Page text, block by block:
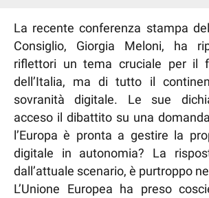
La recente conferenza stampa
Consiglio, Giorgia Meloni, ha
riflettori un tema cruciale per il
dell’Italia, ma di tutto il
sovranità digitale. Le sue
acceso il dibattito su una
l’Europa è pronta a gestire la
digitale in autonomia? La
dall’attuale scenario, è purtroppo
L’Unione Europea ha preso